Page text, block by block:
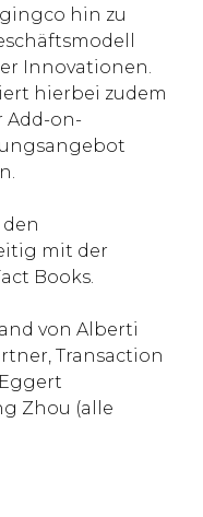
hin zu
Innovationen.
hierbei zudem
Add-on-
mit der
Books.
von Alberti
Transaction
Zhou (alle